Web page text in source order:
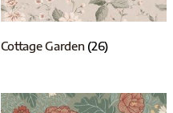
Cottage Garden (26)